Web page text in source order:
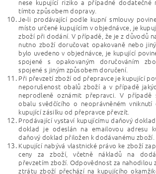
nese kupující riziko a případné dodatečné
tímto způsobem dopravy.
Je-li prodávající podle kupní smlouvy
místo určené kupujícím v objednávce, je
zboží při dodání. V případě, že je z důvodů
nutno zboží doručovat opakovaně nebo
bylo uvedeno v objednávce, je kupující
spojené s opakovaným doručováním
spojené s jiným způsobem doručení.
Při převzetí zboží od přepravce je kupující
neporušenost obalů zboží a v případě
neprodleně oznámit přepravci. V případě
obalu svědčícího o neoprávněném vniknutí
kupující zásilku od přepravce převzít.
Prodávající vystaví kupujícímu daňový
doklad je odeslán na emailovou adresu
daňový doklad přiložen k dodávanému zboží.
Kupující nabývá vlastnické právo ke zboží
ceny za zboží, včetně nákladů na
převzetím zboží. Odpovědnost za nahodilou
ztrátu zboží přechází na kupujícího